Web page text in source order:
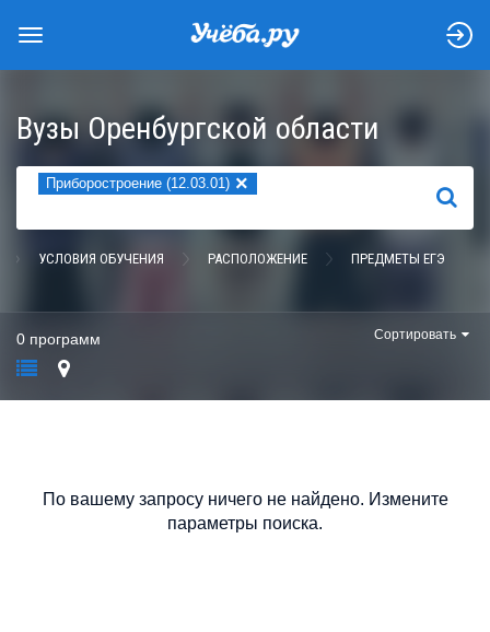
Вузы Оренбургской области
Приборостроение (12.03.01) ×
НАЙТИ
УСЛОВИЯ ОБУЧЕНИЯ РАСПОЛОЖЕНИЕ ПРЕДМЕТЫ ЕГЭ
0 программ Сортировать
По вашему запросу ничего не найдено. Измените
параметры поиска.